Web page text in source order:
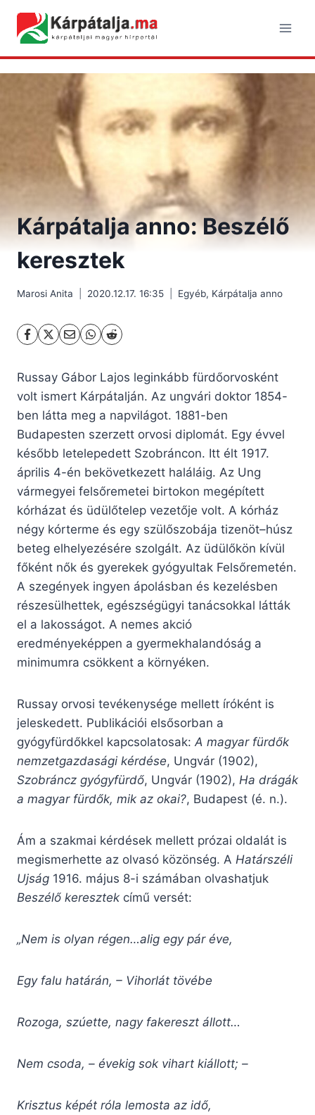
content
Kárpátalja anno: Beszélő
keresztek
Marosi Anita 2020.12.17. 16:35 Egyéb, Kárpátalja anno
Russay Gábor Lajos leginkább fürdőorvosként
volt ismert Kárpátalján. Az ungvári doktor 1854-
ben látta meg a napvilágot. 1881-ben
Budapesten szerzett orvosi diplomát. Egy évvel
később letelepedett Szobráncon. Itt élt 1917.
április 4-én bekövetkezett haláláig. Az Ung
vármegyei felsőremetei birtokon megépített
kórházat és üdülőtelep vezetője volt. A kórház
négy kórterme és egy szülőszobája tizenöt–húsz
beteg elhelyezésére szolgált. Az üdülőkön kívül
főként nők és gyerekek gyógyultak Felsőremetén.
A szegények ingyen ápolásban és kezelésben
részesülhettek, egészségügyi tanácsokkal látták
el a lakosságot. A nemes akció
eredményeképpen a gyermekhalandóság a
minimumra csökkent a környéken.
Russay orvosi tevékenysége mellett íróként is
jeleskedett. Publikációi elsősorban a
gyógyfürdőkkel kapcsolatosak: A magyar fürdők
nemzetgazdasági kérdése, Ungvár (1902),
Szobráncz gyógyfürdő, Ungvár (1902), Ha drágák
a magyar fürdők, mik az okai?, Budapest (é. n.).
Ám a szakmai kérdések mellett prózai oldalát is
megismerhette az olvasó közönség. A Határszéli
Ujság 1916. május 8-i számában olvashatjuk
Beszélő keresztek című versét:
„Nem is olyan régen…alig egy pár éve,
Egy falu határán, – Vihorlát tövébe
Rozoga, szúette, nagy fakereszt állott…
Nem csoda, – évekig sok vihart kiállott; –
Krisztus képét róla lemosta az idő,